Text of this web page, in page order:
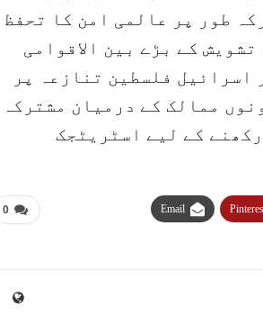
طور پر عالمی امن کا تحفظ
کے بڑے بین الاقوامی
اسرائیل فلسطین تنازعہ پر
ممالک کے درمیان مشترکہ
کے لیے اسٹریٹجک
0 Email